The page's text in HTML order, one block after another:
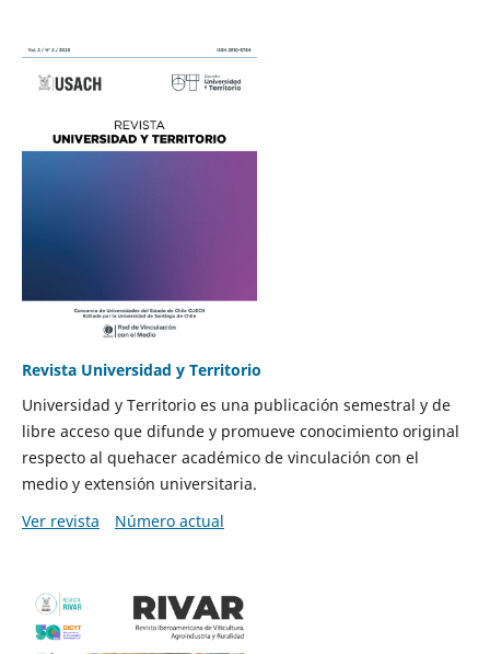
Revista Universidad y Territorio
Universidad y Territorio es una publicación semestral y de
libre acceso que difunde y promueve conocimiento original
respecto al quehacer académico de vinculación con el
medio y extensión universitaria.
Ver revista
Número actual